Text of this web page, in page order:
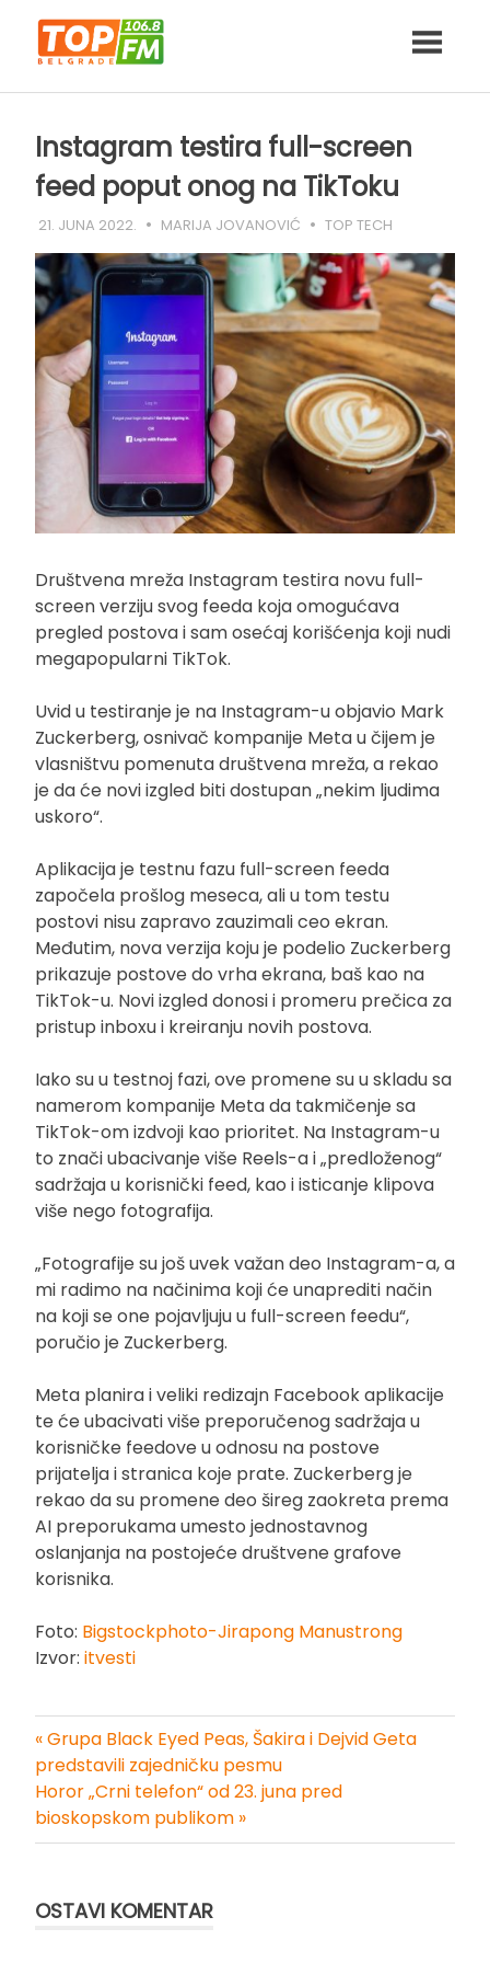
content
Instagram testira full-screen
feed poput onog na TikToku
21. JUNA 2022. MARIJA JOVANOVIĆ TOP TECH
Društvena mreža Instagram testira novu full-
screen verziju svog feeda koja omogućava
pregled postova i sam osećaj korišćenja koji nudi
megapopularni TikTok.
Uvid u testiranje je na Instagram-u objavio Mark
Zuckerberg, osnivač kompanije Meta u čijem je
vlasništvu pomenuta društvena mreža, a rekao
je da će novi izgled biti dostupan „nekim ljudima
uskoro“.
Aplikacija je testnu fazu full-screen feeda
započela prošlog meseca, ali u tom testu
postovi nisu zapravo zauzimali ceo ekran.
Međutim, nova verzija koju je podelio Zuckerberg
prikazuje postove do vrha ekrana, baš kao na
TikTok-u. Novi izgled donosi i promeru prečica za
pristup inboxu i kreiranju novih postova.
Iako su u testnoj fazi, ove promene su u skladu sa
namerom kompanije Meta da takmičenje sa
TikTok-om izdvoji kao prioritet. Na Instagram-u
to znači ubacivanje više Reels-a i „predloženog“
sadržaja u korisnički feed, kao i isticanje klipova
više nego fotografija.
„Fotografije su još uvek važan deo Instagram-a, a
mi radimo na načinima koji će unaprediti način
na koji se one pojavljuju u full-screen feedu“,
poručio je Zuckerberg.
Meta planira i veliki redizajn Facebook aplikacije
te će ubacivati više preporučenog sadržaja u
korisničke feedove u odnosu na postove
prijatelja i stranica koje prate. Zuckerberg je
rekao da su promene deo šireg zaokreta prema
AI preporukama umesto jednostavnog
oslanjanja na postojeće društvene grafove
korisnika.
Foto: Bigstockphoto-Jirapong Manustrong
Izvor: itvesti
Kretanje
članka
« Grupa Black Eyed Peas, Šakira i Dejvid Geta
predstavili zajedničku pesmu
Horor „Crni telefon“ od 23. juna pred
bioskopskom publikom »
OSTAVI KOMENTAR